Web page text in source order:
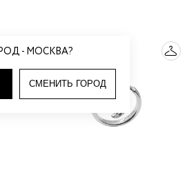
- МОСКВА?
СМЕНИТЬ ГОРОД